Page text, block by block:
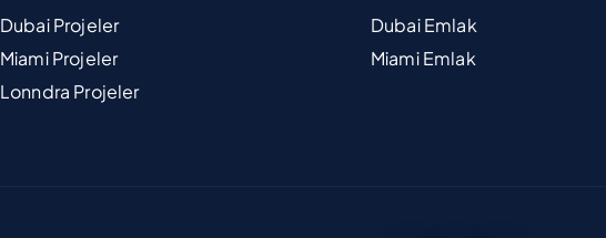
Dubai Projeler
Miami Projeler
Lonndra Projeler
Dubai Emlak
Miami Emlak